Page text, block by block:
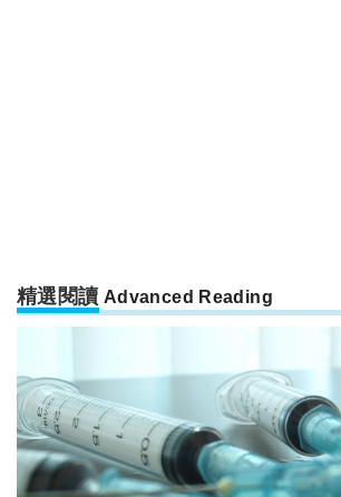
精選閱讀 Advanced Reading